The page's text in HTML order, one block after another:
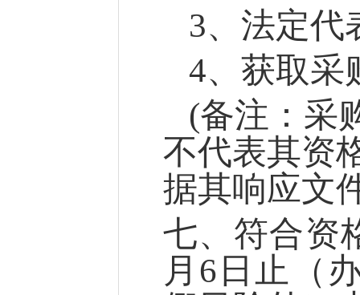
3、法定代
4、获取采
(备注：采
不代表其资
据其响应文
七、符合资
月 6 日止（